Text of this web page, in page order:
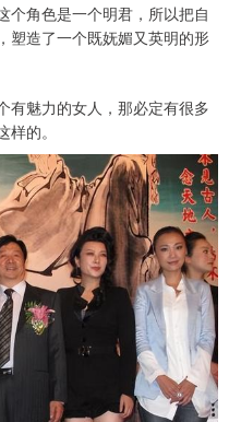
个角色是一个明君，所以把自
塑造了一个既妩媚又英明的形
有魅力的女人，那必定有很多
的。